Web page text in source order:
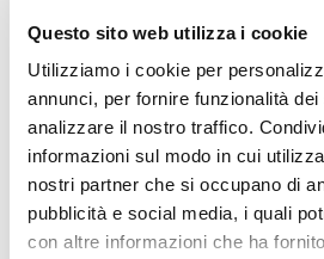
Questo sito web utilizza i cookie
Utilizziamo i cookie per
annunci, per fornire funzionalità
analizzare il nostro traffico.
informazioni sul modo in cui
nostri partner che si occupano di
pubblicità e social media, i quali
con altre informazioni che ha